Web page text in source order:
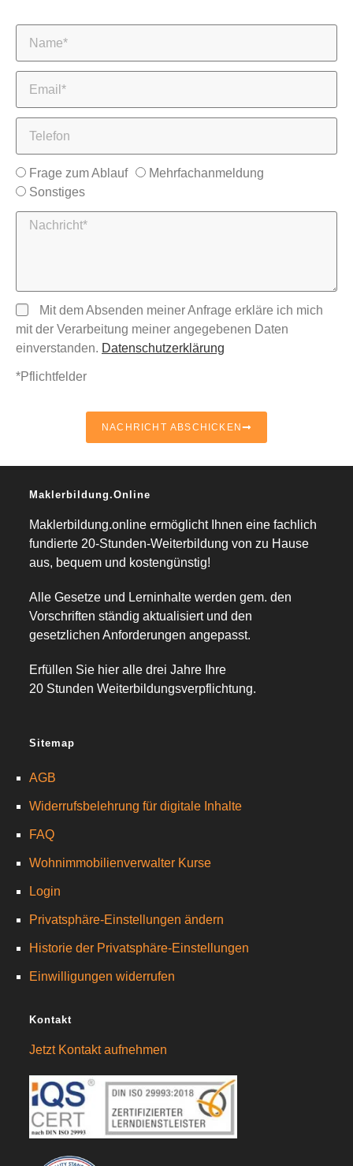
Frage zum Ablauf
Mehrfachanmeldung
Sonstiges
Mit dem Absenden meiner Anfrage erkläre ich mich
mit der Verarbeitung meiner angegebenen Daten
einverstanden. Datenschutzerklärung
*Pflichtfelder
NACHRICHT ABSCHICKEN
Maklerbildung.online
Maklerbildung.online ermöglicht Ihnen eine fachlich
fundierte 20-Stunden-Weiterbildung von zu Hause
aus, bequem und kostengünstig!
Alle Gesetze und Lerninhalte werden gem. den
Vorschriften ständig aktualisiert und den
gesetzlichen Anforderungen angepasst.
Erfüllen Sie hier alle drei Jahre Ihre
20 Stunden Weiterbildungsverpflichtung.
Sitemap
AGB
Widerrufsbelehrung für digitale Inhalte
FAQ
Wohnimmobilienverwalter Kurse
Login
Privatsphäre-Einstellungen ändern
Historie der Privatsphäre-Einstellungen
Einwilligungen widerrufen
Kontakt
Jetzt Kontakt aufnehmen